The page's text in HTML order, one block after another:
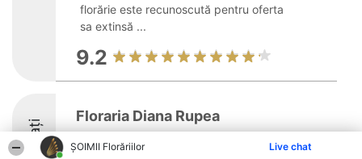
ȘOIMII Florăriilor Live chat
florărie este recunoscută pentru oferta
sa extinsă ...
9.2
Laureați
Floraria Diana Rupea